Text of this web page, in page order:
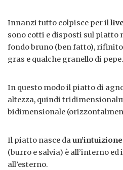
Innanzi tutto colpisce per il
sono cotti e disposti sul piatto
fondo bruno (ben fatto),
gras e qualche granello di pepe.
In questo modo il piatto di
altezza, quindi
bidimensionale
Il piatto nasce da
(burro e salvia) è all’interno ed
all’esterno.